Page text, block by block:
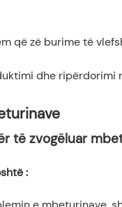
që zë burime të
dhe ripërdorimi
të zvogëluar
: